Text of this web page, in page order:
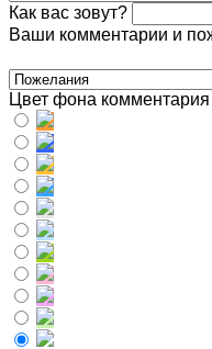
Как вас зовут?
Ваши комментарии и
Цвет фона комментария